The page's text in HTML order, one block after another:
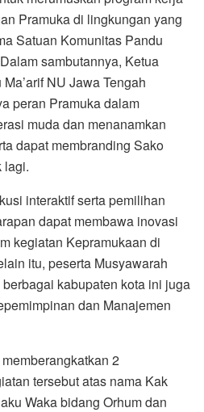
Pramuka di lingkungan yang
Satuan Komunitas Pandu
sambutannya, Ketua
NU Jawa Tengah
peran Pramuka dalam
muda dan menanamkan
dapat membranding Sako
lagi.
interaktif serta pemilihan
dapat membawa inovasi
kegiatan Kepramukaan di
itu, peserta Musyawarah
kabupaten kota ini juga
dan Manajemen
2
tersebut atas nama Kak
Waka bidang Orhum dan